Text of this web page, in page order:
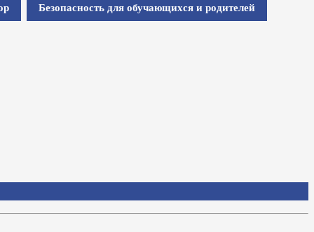
Безопасность для обучающихся и родителей